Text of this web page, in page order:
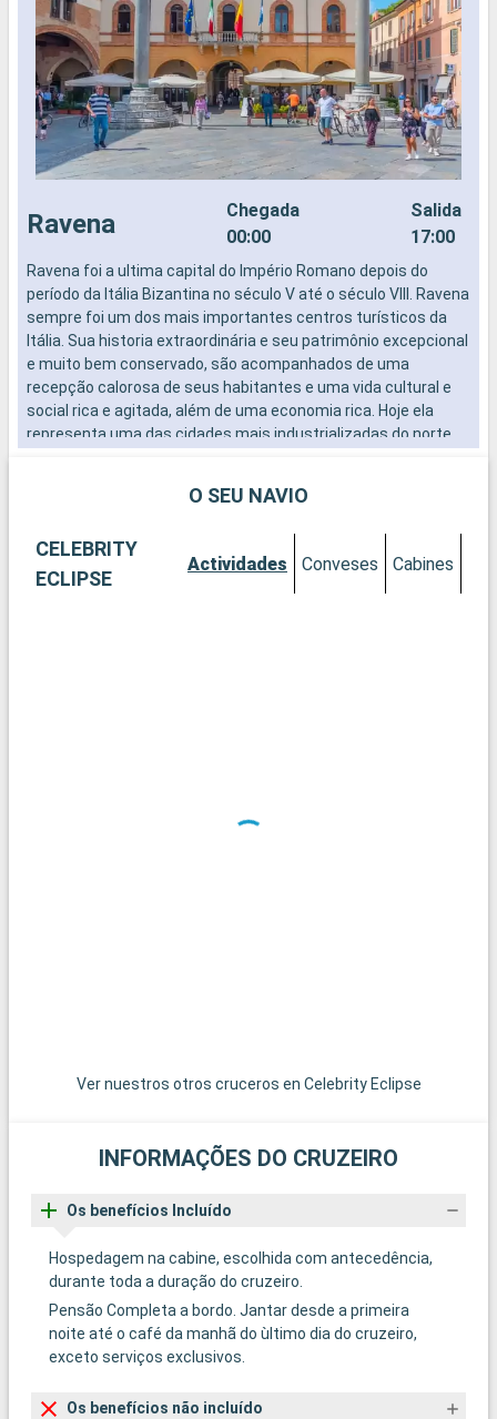
Ravena
Chegada
00:00
Salida
17:00
Ravena foi a ultima capital do Império Romano depois do
período da Itália Bizantina no século V até o século VIII. Ravena
sempre foi um dos mais importantes centros turísticos da
Itália. Sua historia extraordinária e seu patrimônio excepcional
e muito bem conservado, são acompanhados de uma
recepção calorosa de seus habitantes e uma vida cultural e
social rica e agitada, além de uma economia rica. Hoje ela
representa uma das cidades mais industrializadas do norte
internacional da UNESCO em 1996.
O SEU NAVIO
CELEBRITY
ECLIPSE
Actividades Conveses Cabines
Ver nuestros otros cruceros en Celebrity Eclipse
INFORMAÇÕES DO CRUZEIRO
Os benefícios Incluído
Hospedagem na cabine, escolhida com antecedência,
durante toda a duração do cruzeiro.
Pensão Completa a bordo. Jantar desde a primeira
noite até o café da manhã do ùltimo dia do cruzeiro,
exceto serviços exclusivos.
Os benefícios não incluído